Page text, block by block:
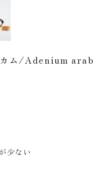
カム/Adenium arab
少ない